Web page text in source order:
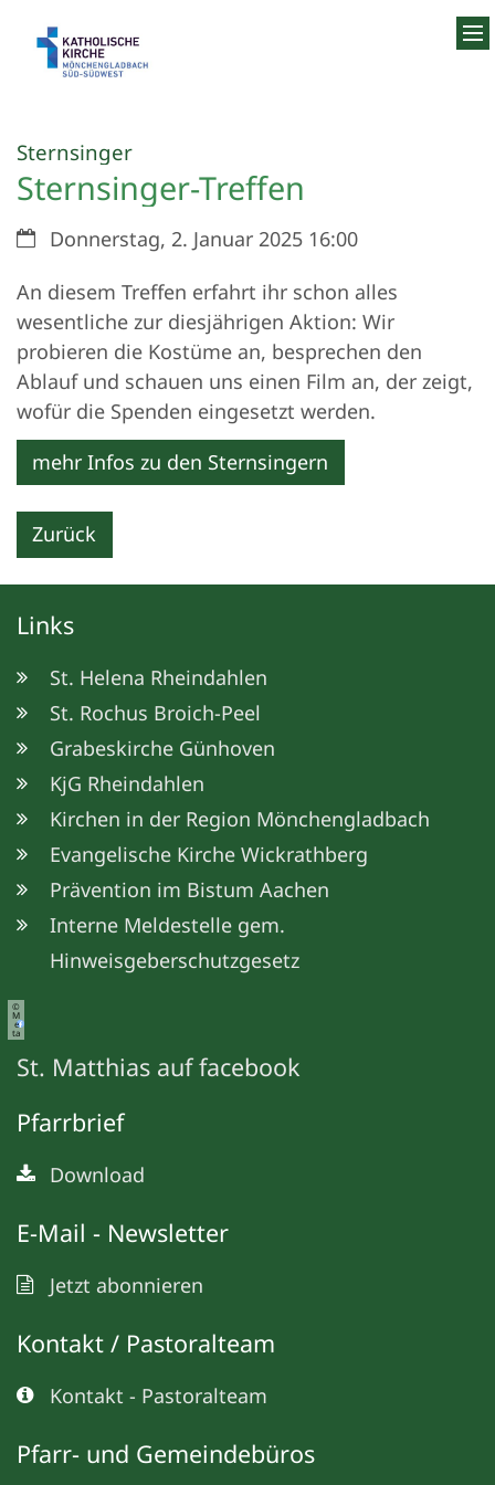
Sternsinger:
Sternsinger-Treffen
Datum:Donnerstag, 2. Januar 2025 16:00
An diesem Treffen erfahrt ihr schon alles
wesentliche zur diesjährigen Aktion: Wir
probieren die Kostüme an, besprechen den
Ablauf und schauen uns einen Film an, der zeigt,
wofür die Spenden eingesetzt werden.
mehr Infos zu den Sternsingern
Zurück
Links
St. Helena Rheindahlen
St. Rochus Broich-Peel
Grabeskirche Günhoven
KjG Rheindahlen
Kirchen in der Region Mönchengladbach
Evangelische Kirche Wickrathberg
Prävention im Bistum Aachen
Interne Meldestelle gem.
Hinweisgeberschutzgesetz
©
M
e
ta
St. Matthias auf facebook
Pfarrbrief
Download
E-Mail - Newsletter
Jetzt abonnieren
Kontakt / Pastoralteam
Kontakt - Pastoralteam
Pfarr- und Gemeindebüros